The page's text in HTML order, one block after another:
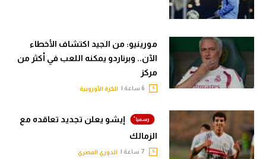
مورينيو: من الجيد اكتشاف الأخطاء
الآن.. وبرناردو يمكنه اللعب في أكثر من
مركز
الكرة الأوروبية
إيشو يعلن تجديد تعاقده مع
الزمالك
الدوري المصري